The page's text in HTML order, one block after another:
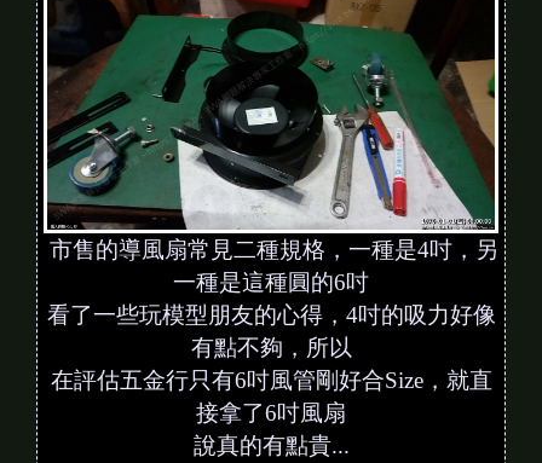
市售的導風扇常見二種規格，一種是4吋，另
一種是這種圓的6吋
看了一些玩模型朋友的心得，4吋的吸力好像
有點不夠，所以
在評估五金行只有6吋風管剛好合Size，就直
接拿了6吋風扇
說真的有點貴...